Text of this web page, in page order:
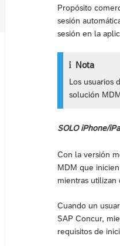
Propósito
sesión
sesión en la
Nota
Los usuarios
solución
SOLO iPhone/
Con la versión
MDM que
mientras utilizan
Cuando un
SAP Concur,
requisitos de